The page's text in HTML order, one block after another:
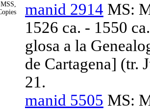
manid 2914 MS:
1526 ca. - 1550
glosa a la
de Cartagena] (tr.
21.
manid 5505 MS: